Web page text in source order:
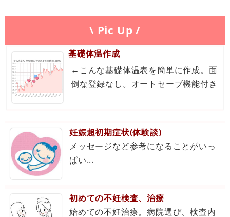
\ Pic Up /
基礎体温作成
←こんな基礎体温表を簡単に作成。面
倒な登録なし。オートセーブ機能付き
妊娠超初期症状(体験談)
メッセージなど参考になることがいっ
ぱい...
初めての不妊検査、治療
始めての不妊治療。病院選び、検査内